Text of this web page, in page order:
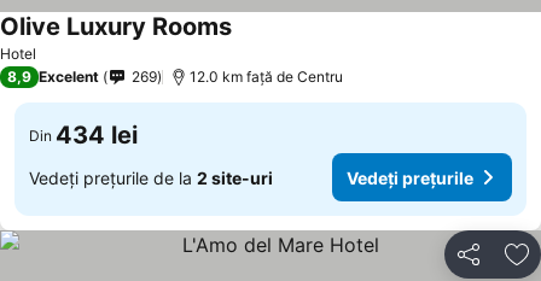
Hotel
Olive Luxury Rooms
8,9 Excelent 269 12.0 km faţă de Centru
Din 434 lei
Vedeți prețurile de la 2 site-uri Vedeți prețurile
Distribuiți